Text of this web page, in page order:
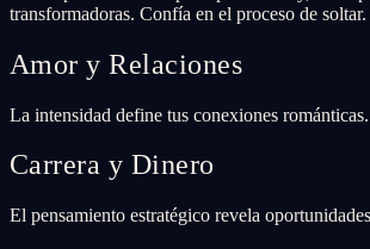
transformadoras. Confía en el proceso de soltar.
Amor y Relaciones
La intensidad define tus conexiones
Carrera y Dinero
El pensamiento estratégico revela